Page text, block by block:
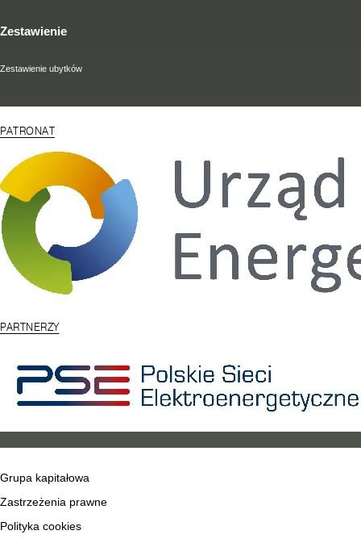
Zestawienie
Zestawienie ubytków
PATRONAT
PARTNERZY
Grupa kapitałowa
Zastrzeżenia prawne
Polityka cookies